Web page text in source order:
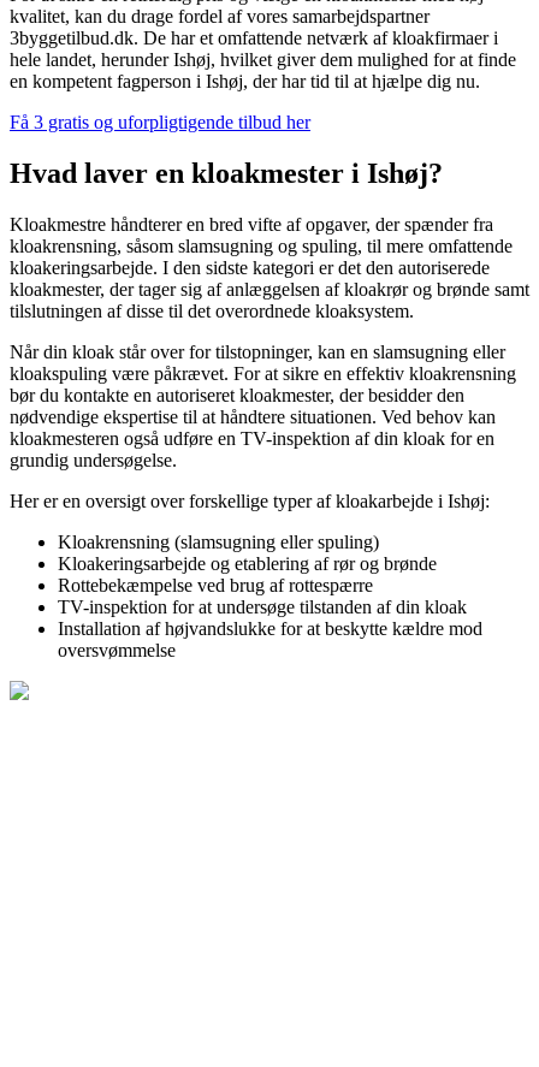
kvalitet, kan du drage fordel af vores samarbejdspartner
3byggetilbud.dk. De har et omfattende netværk af kloakfirmaer i
hele landet, herunder Ishøj, hvilket giver dem mulighed for at finde
en kompetent fagperson i Ishøj, der har tid til at hjælpe dig nu.
Få 3 gratis og uforpligtigende tilbud her
Hvad laver en kloakmester i Ishøj?
Kloakmestre håndterer en bred vifte af opgaver, der spænder fra
kloakrensning, såsom slamsugning og spuling, til mere omfattende
kloakeringsarbejde. I den sidste kategori er det den autoriserede
kloakmester, der tager sig af anlæggelsen af kloakrør og brønde samt
tilslutningen af disse til det overordnede kloaksystem.
Når din kloak står over for tilstopninger, kan en slamsugning eller
kloakspuling være påkrævet. For at sikre en effektiv kloakrensning
bør du kontakte en autoriseret kloakmester, der besidder den
nødvendige ekspertise til at håndtere situationen. Ved behov kan
kloakmesteren også udføre en TV-inspektion af din kloak for en
grundig undersøgelse.
Her er en oversigt over forskellige typer af kloakarbejde i Ishøj:
Kloakrensning (slamsugning eller spuling)
Kloakeringsarbejde og etablering af rør og brønde
Rottebekæmpelse ved brug af rottespærre
TV-inspektion for at undersøge tilstanden af din kloak
Installation af højvandslukke for at beskytte kældre mod
oversvømmelse